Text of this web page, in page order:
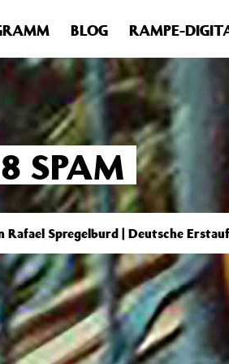
post_permalink ist seit Version
on line6031
BLOG RAMPE-
SPAM
Rafael Spregelburd | Deutsche